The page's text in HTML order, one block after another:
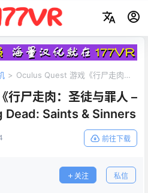
> Oculus Quest 游戏《行尸走肉：
尸走肉：圣徒与罪人 –
Dead: Saints & Sinners
前往下载
关注 私信